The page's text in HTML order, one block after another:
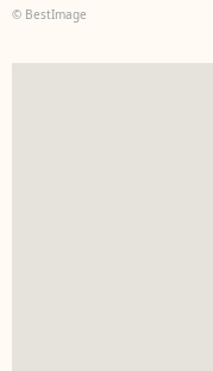
© BestImage